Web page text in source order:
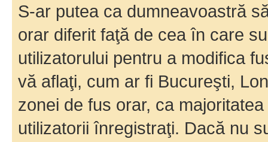
S-ar putea ca dumneavoastră
orar diferit faţă de cea în care
utilizatorului pentru a modifica
vă aflaţi, cum ar fi Bucureşti,
zonei de fus orar, ca
utilizatorii înregistraţi. Dacă nu